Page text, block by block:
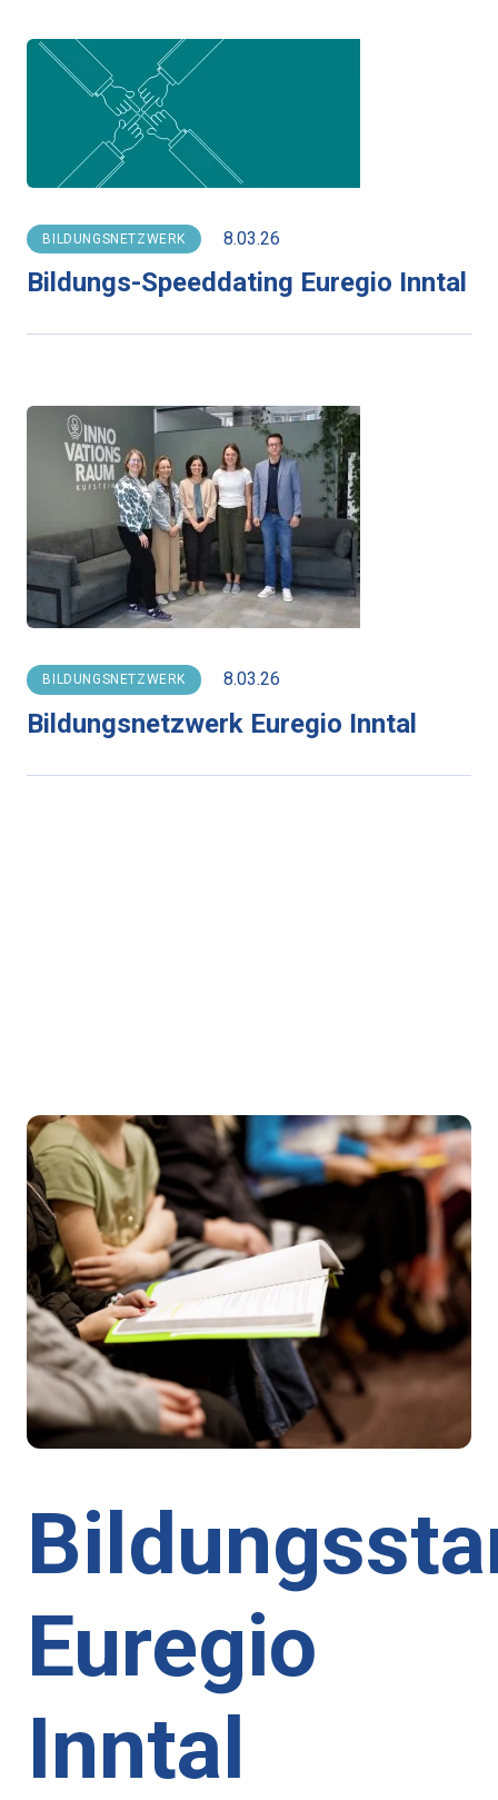
BILDUNGSNETZWERK 8.03.26
Bildungs-Speeddating Euregio Inntal
BILDUNGSNETZWERK 8.03.26
Bildungsnetzwerk Euregio Inntal
Euregio
Inntal